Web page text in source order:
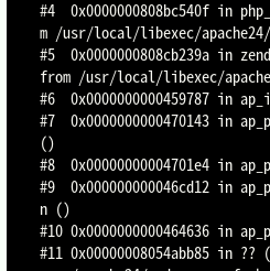
#4  0x0000000808bc540f in
m /usr/local/libexec/
#5  0x0000000808cb239a in
from /usr/local/libexec/
#6  0x0000000000459787 in
#7  0x0000000000470143 in
()
#8  0x00000000004701e4 in
#9  0x000000000046cd12 in
n ()
#10 0x0000000000464636 in
#11 0x00000008054abb85 in